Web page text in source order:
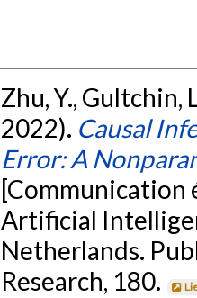
Zhu, Y., Gultchin,
2022). Causal
Error: A
Artificial
Netherlands.
Research, 180.